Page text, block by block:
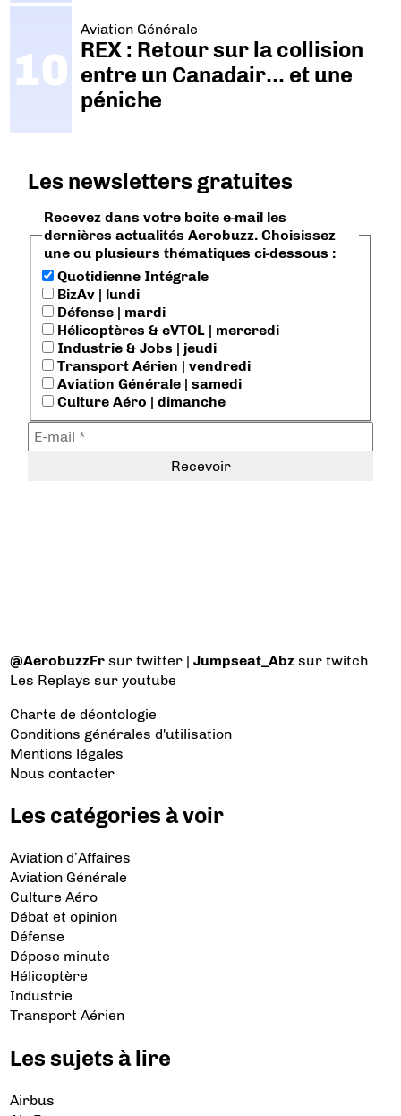
Aviation Générale
REX : Retour sur la collision
entre un Canadair… et une
péniche
Les newsletters gratuites
Recevez dans votre boite e-mail les
dernières actualités Aerobuzz. Choisissez
une ou plusieurs thématiques ci-dessous :
Quotidienne Intégrale
BizAv | lundi
Défense | mardi
Hélicoptères & eVTOL | mercredi
Industrie & Jobs | jeudi
Transport Aérien | vendredi
Aviation Générale | samedi
Culture Aéro | dimanche
@AerobuzzFr sur twitter |Jumpseat_Abz sur twitch
Les Replays sur youtube
Charte de déontologie
Conditions générales d'utilisation
Mentions légales
Nous contacter
Les catégories à voir
Aviation d’Affaires
Aviation Générale
Culture Aéro
Débat et opinion
Défense
Dépose minute
Hélicoptère
Industrie
Transport Aérien
Les sujets à lire
Airbus